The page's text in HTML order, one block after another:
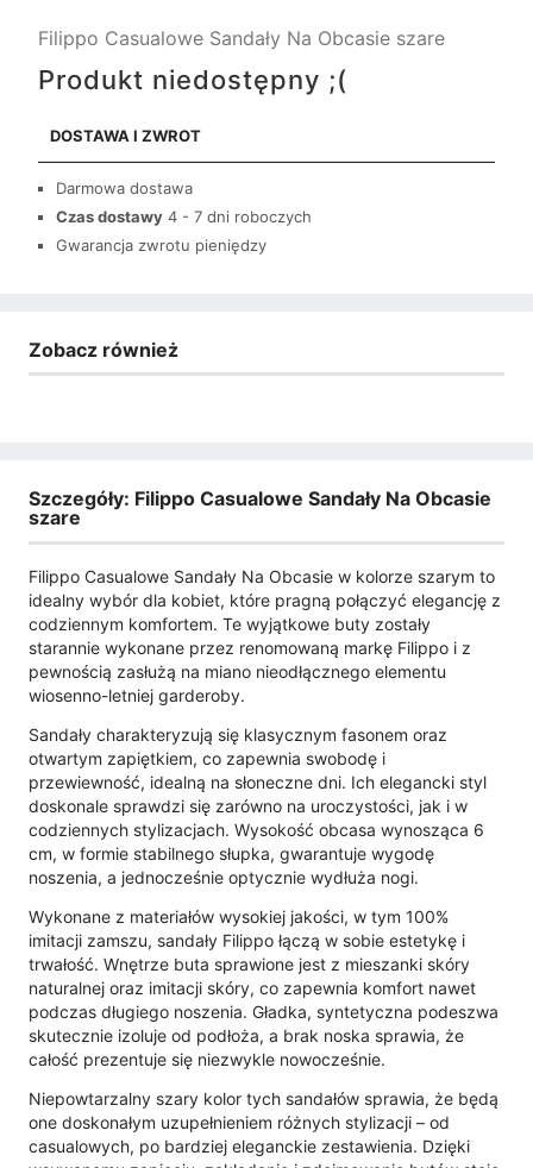
Filippo Casualowe Sandały Na Obcasie szare
Produkt niedostępny ;(
DOSTAWA I ZWROT
Darmowa dostawa
Czas dostawy 4 - 7 dni roboczych
Gwarancja zwrotu pieniędzy
Zobacz również
Szczegóły: Filippo Casualowe Sandały Na Obcasie
szare
Filippo Casualowe Sandały Na Obcasie w kolorze szarym to
idealny wybór dla kobiet, które pragną połączyć elegancję z
codziennym komfortem. Te wyjątkowe buty zostały
starannie wykonane przez renomowaną markę Filippo i z
pewnością zasłużą na miano nieodłącznego elementu
wiosenno-letniej garderoby.
Sandały charakteryzują się klasycznym fasonem oraz
otwartym zapiętkiem, co zapewnia swobodę i
przewiewność, idealną na słoneczne dni. Ich elegancki styl
doskonale sprawdzi się zarówno na uroczystości, jak i w
codziennych stylizacjach. Wysokość obcasa wynosząca 6
cm, w formie stabilnego słupka, gwarantuje wygodę
noszenia, a jednocześnie optycznie wydłuża nogi.
Wykonane z materiałów wysokiej jakości, w tym 100%
imitacji zamszu, sandały Filippo łączą w sobie estetykę i
trwałość. Wnętrze buta sprawione jest z mieszanki skóry
naturalnej oraz imitacji skóry, co zapewnia komfort nawet
podczas długiego noszenia. Gładka, syntetyczna podeszwa
skutecznie izoluje od podłoża, a brak noska sprawia, że
całość prezentuje się niezwykle nowocześnie.
Niepowtarzalny szary kolor tych sandałów sprawia, że będą
one doskonałym uzupełnieniem różnych stylizacji – od
casualowych, po bardziej eleganckie zestawienia. Dzięki